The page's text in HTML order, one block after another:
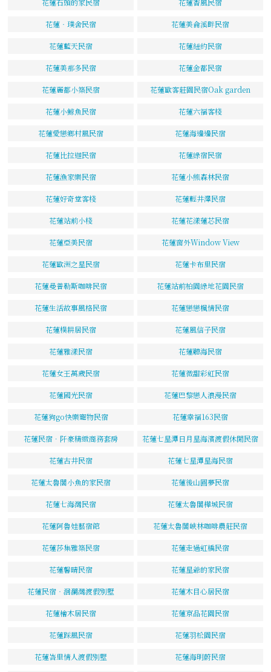
花蓮‧璞舍民宿 花蓮美侖溪畔民宿
花蓮藍天民宿 花蓮紐約民宿
花蓮美那多民宿 花蓮金都民宿
花蓮麗都小築民宿 花蓮歐客莊園民宿Oak garden
花蓮小鯨魚民宿 花蓮六福客棧
花蓮愛戀鄉村風民宿 花蓮海邊邊民宿
花蓮比拉迦民宿 花蓮綠宿民宿
花蓮漁家樂民宿 花蓮小熊森林民宿
花蓮好奇堂客棧 花蓮輕井澤民宿
花蓮站前小棧 花蓮花漾蓮芯民宿
花蓮亞美民宿 花蓮窗外Window View
花蓮歐洲之星民宿 花蓮卡布里民宿
花蓮曼普勒斯咖啡民宿 花蓮站前柏園綠地花園民宿
花蓮生活故事風格民宿 花蓮戀戀楓情民宿
花蓮樸耕居民宿 花蓮風信子民宿
花蓮雅漾民宿 花蓮聽海民宿
花蓮女王萬歲民宿 花蓮微甜彩虹民宿
花蓮國光民宿 花蓮巴黎戀人浪漫民宿
花蓮狗go快樂寵物民宿 花蓮幸福163民宿
花蓮民宿．阡豪精緻商務套房 花蓮七星潭日月星海濱渡假休閒民宿
花蓮古井民宿 花蓮七星潭星海民宿
花蓮太魯閣小魚的家民宿 花蓮後山圓夢民宿
花蓮七海灣民宿 花蓮太魯閣樺城民宿
花蓮阿魯娃藝宿館 花蓮太魯閣峽林咖啡農莊民宿
花蓮莎集雅築民宿 花蓮走過虹橋民宿
花蓮馨晴民宿 花蓮星爺的家民宿
花蓮民宿‧洄瀾灣渡假別墅 花蓮木目心居民宿
花蓮檜木居民宿 花蓮京品花園民宿
花蓮踩風民宿 花蓮羽松園民宿
花蓮峇里情人渡假別墅 花蓮海明蔚民宿